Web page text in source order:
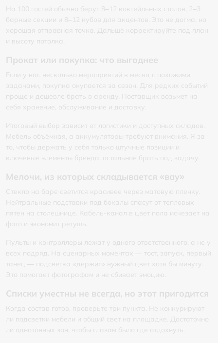
На 100 гостей обычно берут 8–12 коктейльных столов, 2–3
барные секции и 8–12 кубов для акцентов. Это не догма, но
хорошая отправная точка. Дальше корректируйте под план
и высоту потолка.
Прокат или покупка: что выгоднее
Если у вас несколько мероприятий в месяц с похожими
задачами, покупка окупается за сезон. Для редких событий
проще и дешевле брать в аренду. Поставщик возьмет на
себя хранение, обслуживание и доставку.
Итоговый выбор зависит от логистики и доступных складов.
Мебель объёмная, а аккумуляторы требуют внимания. Я за
то, чтобы держать у себя только штучные позиции и
ключевые элементы бренда, остальное брать под задачу.
Мелочи, из которых складывается «вау»
Стекло на баре светится красивее через матовую пленку.
Нейтральные подставки под бокалы спасут от тепловых
пятен на столешнице. Кабель-канал в цвет пола исчезает на
фото и экономит ретушь.
Пульты и контроллеры лежат у одного ответственного, а не у
всех подряд. На сценарных моментах — тост, запуск, первый
танец — подсветка «держит» нужный цвет хотя бы минуту.
Это помогает фотографам и не сбивает эмоцию.
Списки уместны не всегда, но этот пригодится
Когда состав готов, проверьте три пункта. Не конкурируют
ли подсветки мебели и общий свет на площадке. Достаточно
ли однотонных зон, чтобы глазам было где отдохнуть.